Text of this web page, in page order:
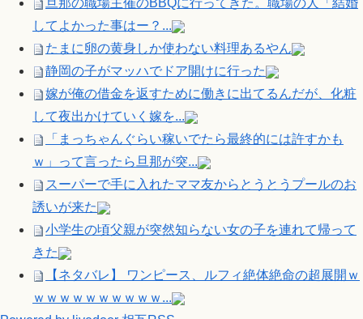
してよかった事はー？...
たまに卵の黄身しか使わない料理あるやん
静岡の子がマッハでドア開けに行った
嫁が俺の借金を返すために働きに出てるんだが、化粧
して夜出かけていく嫁を...
「まっちゃんぐらい稼いでたら最終的には許すかも
ｗ」って言ったら旦那が突...
スーパーで手に入れたママ友からとうとうプールのお
誘いが来た
小学生の頃父親が突然知らない女の子を連れて帰って
きた
【ネタバレ】 ワンピース、ルフィ絶体絶命の超展開ｗ
ｗｗｗｗｗｗｗｗｗｗ...